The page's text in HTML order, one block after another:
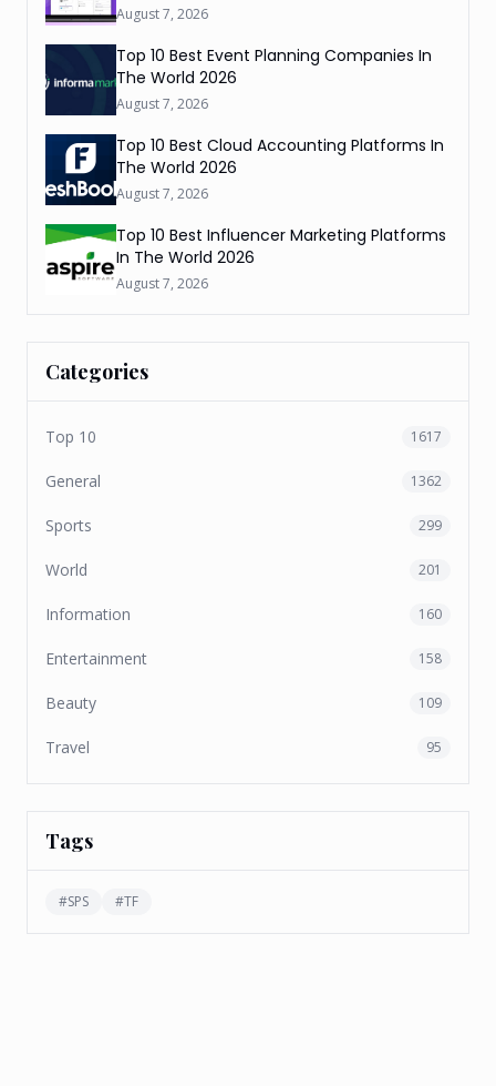
August 7, 2026
Top 10 Best Event Planning Companies In
The World 2026
August 7, 2026
Top 10 Best Cloud Accounting Platforms In
The World 2026
August 7, 2026
Top 10 Best Influencer Marketing Platforms
In The World 2026
August 7, 2026
Categories
Top 10 1617
General 1362
Sports 299
World 201
Information 160
Entertainment 158
Beauty 109
Travel 95
Tags
#SPS #TF